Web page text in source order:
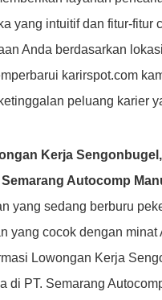
yang intuitif dan fitur-fitur
Anda berdasarkan
karirspot.com
peluang karier
Kerja
Semarang Autocomp
yang sedang berburu
yang cocok dengan
Lowongan Kerja
di PT. Semarang